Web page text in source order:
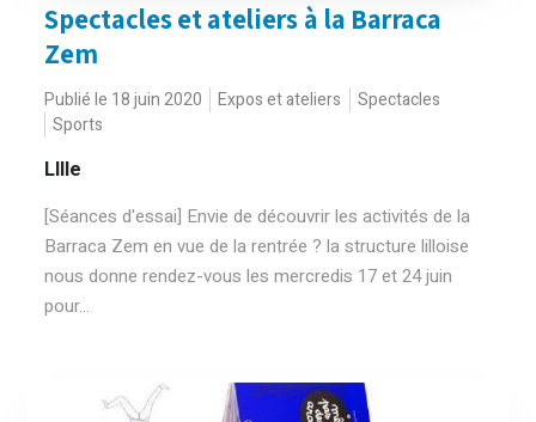
Spectacles et ateliers à la Barraca
Zem
Publié le 18 juin 2020 Expos et ateliers
Spectacles
Sports
LIlle
[Séances d'essai] Envie de découvrir les activités de la
Barraca Zem en vue de la rentrée ? la structure lilloise
nous donne rendez-vous les mercredis 17 et 24 juin
pour...